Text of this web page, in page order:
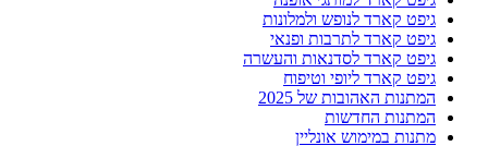
גיפט קארד לנופש ולמלונות
גיפט קארד לתרבות ופנאי
גיפט קארד לסדנאות והעשרה
גיפט קארד ליופי וטיפוח
המתנות האהובות של 2025
המתנות החדשות
מתנות במימוש אונליין